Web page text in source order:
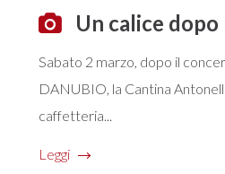
Un calice
Sabato 2 marzo, dopo il
DANUBIO, la Cantina
caffetteria...
Leggi